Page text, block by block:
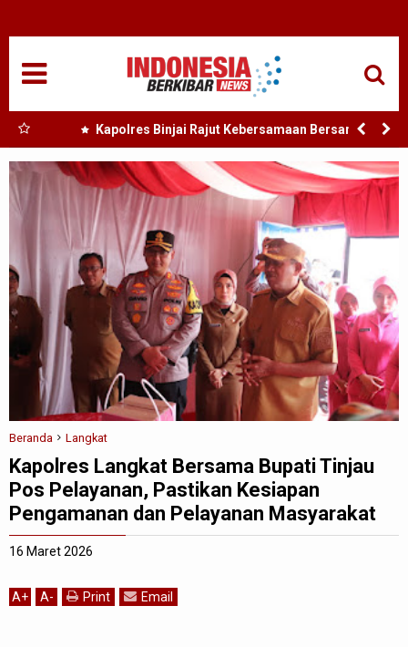
Kapolres Binjai Rajut Kebersamaan Bersama
Komunitas Ojek Online Kota Binjai
Beranda Langkat
Kapolres Langkat Bersama Bupati Tinjau
Pos Pelayanan, Pastikan Kesiapan
Pengamanan dan Pelayanan Masyarakat
16 Maret 2026
A+ A- Print Email
NASIONAL
SUMUT
MEDAN
TANJUNGBALAI
ACEH
EDUKASI
ADVETORIAL
REDAKSI